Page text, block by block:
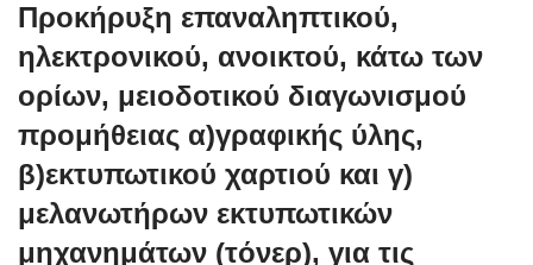
Προκήρυξη επαναληπτικού,
ηλεκτρονικού, ανοικτού, κάτω των
ορίων, μειοδοτικού διαγωνισμού
προμήθειας α)γραφικής ύλης,
β)εκτυπωτικού χαρτιού και γ)
μελανωτήρων εκτυπωτικών
μηχανημάτων (τόνερ), για τις